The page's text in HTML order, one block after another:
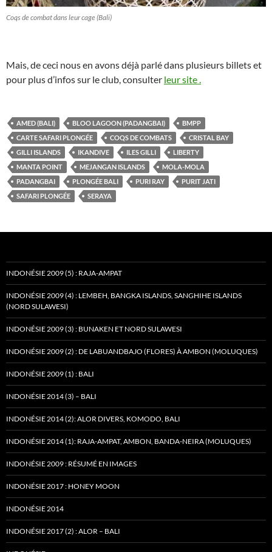
Coqs de combat dans leur cage (Bali)
Mais, de ceci nous en avons déjà parlé dans plusieurs billets et
pour plus d’infos sur le club, consulter leur site .
AMED (BALI) BLOO LAGOON (PADANGBAI)
BMPP
CARTE SAFARI PLONGÉE
COQS DE COMBATS
CRISTAL BAY
GILLI ISLANDS
IKANDIVE ILES GILLI
LIBERTY
MANTA POINT
MEJANGAN ISLANDS
MOLA-MOLA
PADANGBAI
PLONGÉE BALI PURI RAY
PURIT JATI
SAFARI PLONGÉE
SERAYA
INDONÉSIE 2009 (5) : RAJA-AMPAT
INDONÉSIE 2009 (4) : LEMBEH, BANGKA ISLANDS, SANGHIHE ISLANDS
(NORD SULAWESI)
INDONÉSIE 2009 (3) : BUNAKEN ET NORD SULAWESI
INDONÉSIE 2009 (2) : DE LABUANDBAJO (FLORES) À AMBON (MOLUQUES)
INDONÉSIE 2009 (1) : BALI
INDONÉSIE 2014 (3) – BALI
INDONÉSIE 2014 (2): ALOR DIVERS, KOMODO, BALI
INDONÉSIE 2014 (1): RAJA-AMPAT, AMBON, BANDA-NEIRA (MOLUQUES)
INDONÉSIE 2009 : RÉSUMÉ EN IMAGES
INDONÉSIE 2017 : HONEY MOON
INDONÉSIE 2014
INDONÉSIE 2017 (2) : ALOR – BALI